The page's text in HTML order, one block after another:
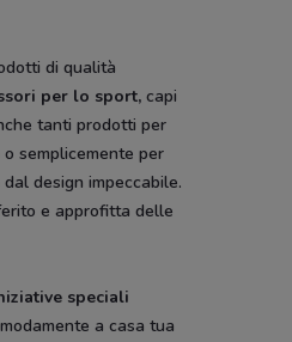
di qualità
per lo sport, capi
tanti prodotti per
semplicemente per
design impeccabile.
e approfitta delle
speciali
a casa tua